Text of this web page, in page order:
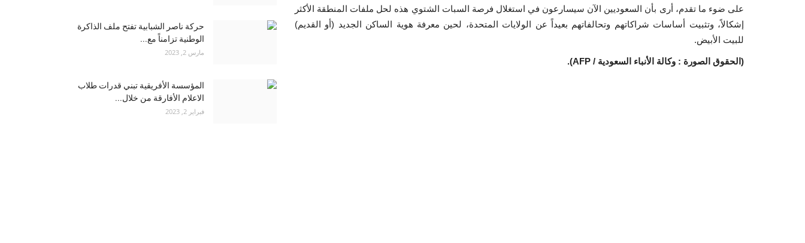
على ضوء ما تقدم، أرى بأن السعوديين الآن سيسارعون في استغلال فرصة السبات الشتوي هذه لحل ملفات المنطقة الأكثر
إشكالاً، وتثبيت أساسات شراكاتهم وتحالفاتهم بعيداً عن الولايات المتحدة، لحين معرفة هوية الساكن الجديد (أو القديم)
للبيت الأبيض.
(الحقوق الصورة : وكالة الأنباء السعودية / AFP).
حركة ناصر الشبابية تفتح ملف الذاكرة
الوطنية تزامناً مع...
مارس 2, 2023
المؤسسة الأفريقية تبني قدرات طلاب
الاعلام الأفارقة من خلال...
فبراير 2, 2023